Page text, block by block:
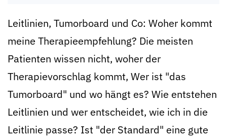
Leitlinien, Tumorboard und Co: Woher kommt
meine Therapieempfehlung? Die meisten
Patienten wissen nicht, woher der
Therapievorschlag kommt, Wer ist "das
Tumorboard" und wo hängt es? Wie entstehen
Leitlinien und wer entscheidet, wie ich in die
Leitlinie passe? Ist "der Standard" eine gute